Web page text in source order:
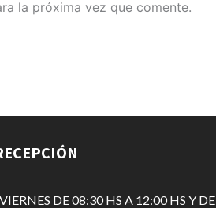
la próxima vez que comente.
DE 08:30 HS A 12:00 HS Y DE